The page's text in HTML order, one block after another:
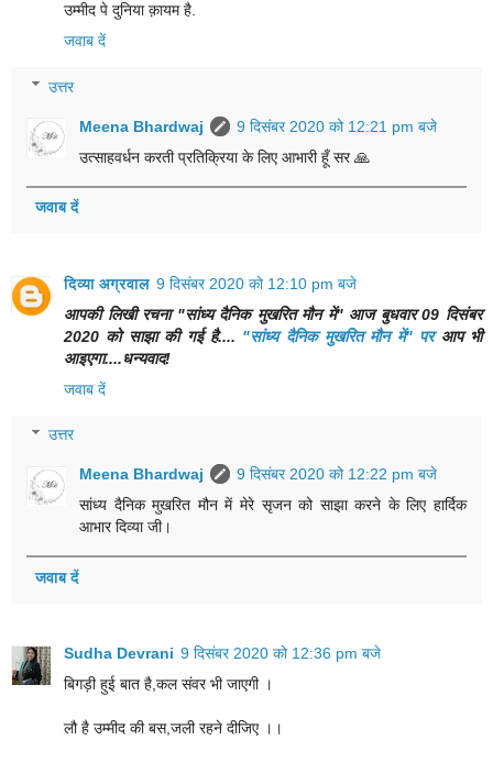
उम्मीद पे दुनिया क़ायम है.
जवाब दें
उत्तर
Meena Bhardwaj
9 दिसंबर 2020 को 12:21 pm बजे
उत्साहवर्धन करती प्रतिक्रिया के लिए आभारी हूँ सर 🙏
जवाब दें
दिव्या अग्रवाल 9 दिसंबर 2020 को 12:10 pm बजे
आपकी लिखी रचना "सांध्य दैनिक मुखरित मौन में" आज बुधवार 09 दिसंबर
2020 को साझा की गई है.... "सांध्य दैनिक मुखरित मौन में" पर आप भी
आइएगा....धन्यवाद!
जवाब दें
उत्तर
Meena Bhardwaj
9 दिसंबर 2020 को 12:22 pm बजे
सांध्य दैनिक मुखरित मौन में मेरे सृजन को साझा करने के लिए हार्दिक
आभार दिव्या जी।
जवाब दें
Sudha Devrani 9 दिसंबर 2020 को 12:36 pm बजे
बिगड़ी हुई बात है,कल संवर भी जाएगी ।
लौ है उम्मीद की बस,जली रहने दीजिए ।।